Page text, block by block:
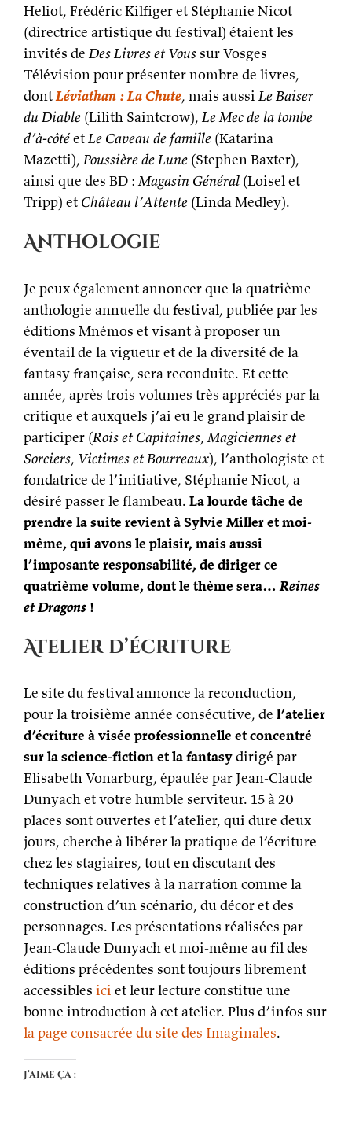
Heliot, Frédéric Kilfiger et Stéphanie Nicot
(directrice artistique du festival) étaient les
invités de Des Livres et Vous sur Vosges
Télévision pour présenter nombre de livres,
dontLéviathan : La Chute, mais aussi Le Baiser
du Diable (Lilith Saintcrow), Le Mec de la tombe
d’à-côtéetLe Caveau de famille (Katarina
Mazetti), Poussière de Lune (Stephen Baxter),
ainsi que des BD :Magasin Général (Loisel et
Tripp) et Château l’Attente (Linda Medley).
Anthologie
Je peux également annoncer que la quatrième
anthologie annuelle du festival, publiée par les
éditions Mnémos et visant à proposer un
éventail de la vigueur et de la diversité de la
fantasy française, sera reconduite. Et cette
année, après trois volumes très appréciés par la
critique et auxquels j’ai eu le grand plaisir de
participer (Rois et Capitaines,Magiciennes et
Sorciers, Victimes et Bourreaux), l’anthologiste et
fondatrice de l’initiative, Stéphanie Nicot, a
désiré passer le flambeau. La lourde tâche de
prendre la suite revient à Sylvie Miller et moi-
même, qui avons le plaisir, mais aussi
l’imposante responsabilité, de diriger ce
quatrième volume, dont le thème sera…Reines
et Dragons !
Atelier d’écriture
Le site du festival annonce la reconduction,
pour la troisième année consécutive, de l’atelier
d’écriture à visée professionnelle et concentré
sur la science-fiction et la fantasydirigé par
Elisabeth Vonarburg, épaulée par Jean-Claude
Dunyach et votre humble serviteur. 15 à 20
places sont ouvertes et l’atelier, qui dure deux
jours, cherche à libérer la pratique de l’écriture
chez les stagiaires, tout en discutant des
techniques relatives à la narration comme la
construction d’un scénario, du décor et des
personnages. Les présentations réalisées par
Jean-Claude Dunyach et moi-même au fil des
éditions précédentes sont toujours librement
accessibles ici et leur lecture constitue une
bonne introduction à cet atelier. Plus d’infos sur
la page consacrée du site des Imaginales.
J’aime ça :